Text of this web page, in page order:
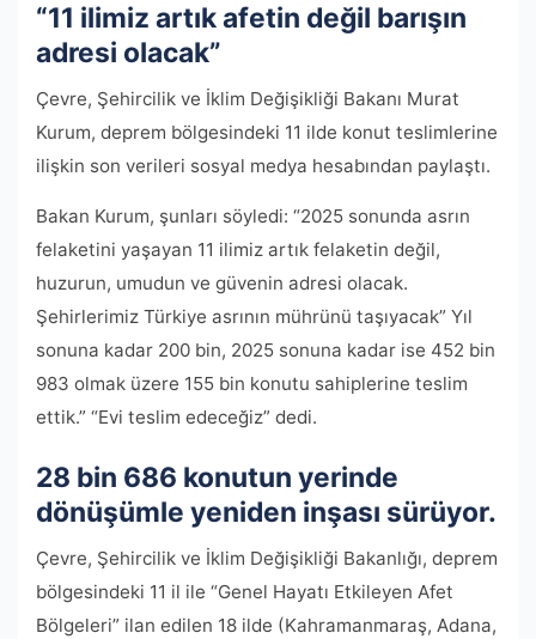
“11 ilimiz artık afetin değil barışın
adresi olacak”
Çevre, Şehircilik ve İklim Değişikliği Bakanı Murat
Kurum, deprem bölgesindeki 11 ilde konut teslimlerine
ilişkin son verileri sosyal medya hesabından paylaştı.
Bakan Kurum, şunları söyledi: “2025 sonunda asrın
felaketini yaşayan 11 ilimiz artık felaketin değil,
huzurun, umudun ve güvenin adresi olacak.
Şehirlerimiz Türkiye asrının mührünü taşıyacak” Yıl
sonuna kadar 200 bin, 2025 sonuna kadar ise 452 bin
983 olmak üzere 155 bin konutu sahiplerine teslim
ettik.” “Evi teslim edeceğiz” dedi.
28 bin 686 konutun yerinde
dönüşümle yeniden inşası sürüyor.
Çevre, Şehircilik ve İklim Değişikliği Bakanlığı, deprem
bölgesindeki 11 il ile “Genel Hayatı Etkileyen Afet
Bölgeleri” ilan edilen 18 ilde (Kahramanmaraş, Adana,